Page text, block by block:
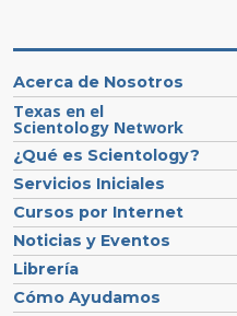
Acerca de Nosotros
Texas en el
Scientology Network
¿Qué es Scientology?
Servicios Iniciales
Cursos por Internet
Noticias y Eventos
Librería
Cómo Ayudamos